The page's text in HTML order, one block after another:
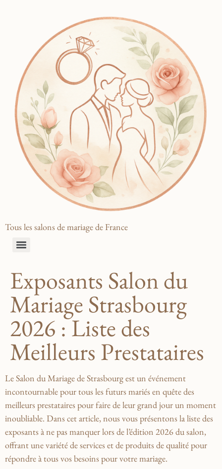
Tous les salons de mariage de France
Exposants Salon du
Mariage Strasbourg
2026 : Liste des
Meilleurs Prestataires
Le Salon du‌ Mariage de Strasbourg est un​ événement ​
incontournable pour ⁤tous⁢ les ‌futurs mariés en quête des
meilleurs⁢ prestataires pour faire⁤ de leur grand⁣ jour un‍ moment
inoubliable. Dans cet ‌article, nous vous présentons la liste des
exposants à⁤ ne pas manquer lors de l’édition 2026 du ⁣salon,
offrant une variété de⁤ services⁤ et de produits de qualité pour⁤
répondre‌ à tous vos ​besoins pour⁢ votre mariage.